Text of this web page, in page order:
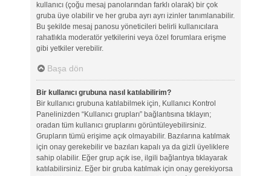
kullanıcı (çoğu mesaj panolarından farklı olarak) bir çok
gruba üye olabilir ve her gruba ayrı ayrı izinler tanımlanabilir.
Bu şekilde mesaj panosu yöneticileri belirli kullanıcılara
rahatlıkla moderatör yetkilerini veya özel forumlara erişme
gibi yetkiler verebilir.
Başa dön
Bir kullanıcı grubuna nasıl katılabilirim?
Bir kullanıcı grubuna katılabilmek için, Kullanıcı Kontrol
Panelinizden “Kullanıcı grupları” bağlantısına tıklayın;
oradan tüm kullanıcı gruplarını görüntüleyebilirsiniz.
Grupların tümü erişime açık olmayabilir. Bazılarına katılmak
için onay gerekebilir ve bazıları kapalı ya da gizli üyeliklere
sahip olabilir. Eğer grup açık ise, ilgili bağlantıya tıklayarak
katılabilirsiniz. Eğer bir gruba katılmak için onay gerekiyorsa